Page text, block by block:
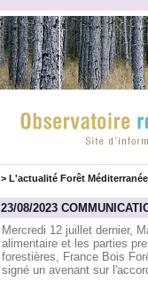
> L'actualité Forêt
23/08/2023
Mercredi 12 juillet dernier,
alimentaire et les parties
forestières, France Bois
signé un avenant sur